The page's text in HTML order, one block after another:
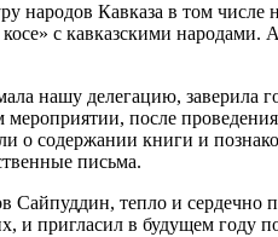
народов Кавказа в том
косе» с кавказскими
нашу делегацию, заверила
после
о содержании книги и
письма.
тепло и
и пригласил в будущем году